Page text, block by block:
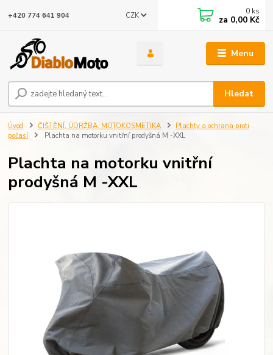
Menu
CZK
Hledat
+420 774 641 904 0 ks
za 0,00 Kč
Úvod ČIŠTĚNÍ, ÚDRŽBA, MOTOKOSMETIKA
Plachty a ochrana proti
počasí
Plachta na motorku vnitřní prodyšná M -XXL
Plachta na motorku vnitřní
prodyšná M -XXL